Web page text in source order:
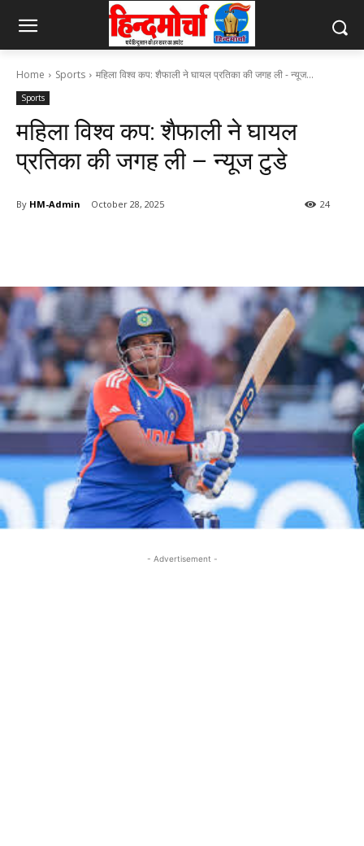
Home Sports महिला विश्व कप: शैफाली ने घायल प्रतिका की जगह ली - न्यूज...
Sports
महिला विश्व कप: शैफाली ने घायल
प्रतिका की जगह ली – न्यूज टुडे
By HM-Admin October 28, 2025 24
- Advertisement -